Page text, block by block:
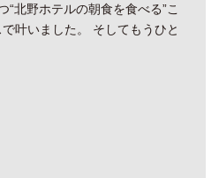
北野ホテルの朝食を食べる”こ
叶いました。 そしてもうひと